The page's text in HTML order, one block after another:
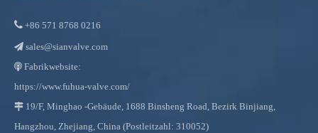
 +86 571 8768 0216
 sales@sianvalve.com
 Fabrikwebsite:
https://www.fuhua-valve.com/
 19/F, Minghao -Gebäude, 1688 Binsheng Road, Bezirk Binjiang,
Hangzhou, Zhejiang, China (Postleitzahl: 310052)